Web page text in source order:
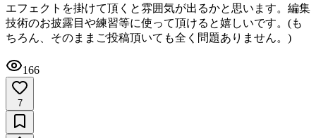
エフェクトを掛けて頂くと雰囲気が出るかと思います。編集
技術のお披露目や練習等に使って頂けると嬉しいです。(も
ちろん、そのままご投稿頂いても全く問題ありません。)
166
7